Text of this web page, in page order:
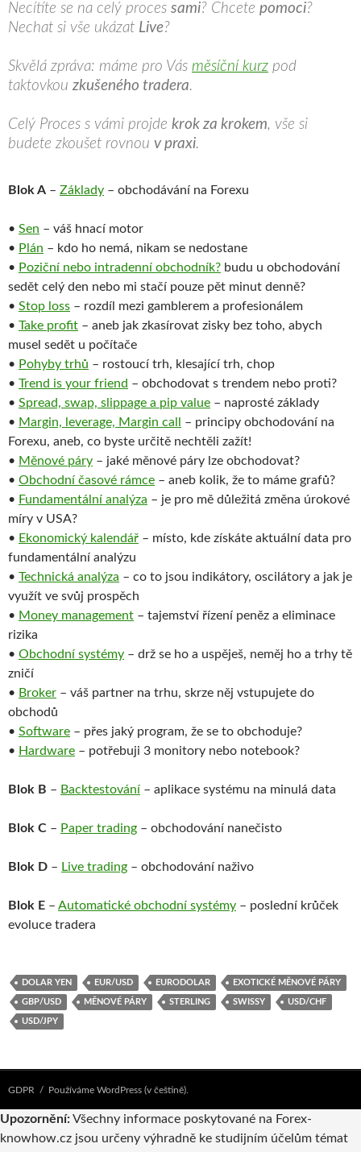
Necítíte se na celý proces sami? Chcete pomoci?
Nechat si vše ukázat Live?
Skvělá zpráva: máme pro Vás měsíční kurz pod
taktovkou zkušeného tradera.
Celý Proces s vámi projde krok za krokem, vše si
budete zkoušet rovnou v praxi.
Blok A – Základy – obchodávání na Forexu
• Sen – váš hnací motor
• Plán – kdo ho nemá, nikam se nedostane
• Poziční nebo intradenní obchodník? budu u obchodování
sedět celý den nebo mi stačí pouze pět minut denně?
• Stop loss – rozdíl mezi gamblerem a profesionálem
• Take profit – aneb jak zkasírovat zisky bez toho, abych
musel sedět u počítače
• Pohyby trhů – rostoucí trh, klesající trh, chop
• Trend is your friend – obchodovat s trendem nebo proti?
• Spread, swap, slippage a pip value – naprosté základy
• Margin, leverage, Margin call
– principy obchodování na
Forexu, aneb, co byste určitě nechtěli zažít!
• Měnové páry – jaké měnové páry lze obchodovat?
• Obchodní časové rámce – aneb kolik, že to máme grafů?
• Fundamentální analýza – je pro mě důležitá změna úrokové
míry v USA?
• Ekonomický kalendář – místo, kde získáte aktuální data pro
fundamentální analýzu
• Technická analýza – co to jsou indikátory, oscilátory a jak je
využít ve svůj prospěch
• Money management – tajemství řízení peněz a eliminace
rizika
• Obchodní systémy – drž se ho a uspěješ, neměj ho a trhy tě
zničí
• Broker – váš partner na trhu, skrze něj vstupujete do
obchodů
• Software – přes jaký program, že se to obchoduje?
• Hardware – potřebuji 3 monitory nebo notebook?
Blok B – Backtestování – aplikace systému na minulá data
Blok C – Paper trading – obchodování nanečisto
Blok D – Live trading – obchodování naživo
Blok E – Automatické obchodní systémy – poslední krůček
evoluce tradera
DOLAR YEN EUR/USD EURODOLAR EXOTICKÉ MĚNOVÉ PÁRY
GBP/USD MĚNOVÉ PÁRY STERLING SWISSY USD/CHF
USD/JPY
GDPR Používáme WordPress (v češtině).
Upozornění:Všechny informace poskytované na Forex-
knowhow.cz jsou určeny výhradně ke studijním účelům témat